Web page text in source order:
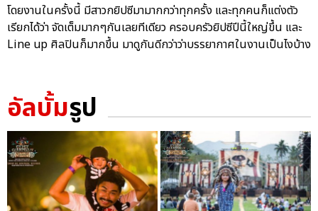
โดยงานในครั้งนี้ มีสาวกยิปซีมามากกว่าทุกครั้ง และทุกคนก็แต่งตัว
เรียกได้ว่า จัดเต็มมากๆกันเลยทีเดียว ครอบครัวยิปซีปีนี้ใหญ่ขึ้น และ
Line up ศิลปินก็มากขึ้น มาดูกันดีกว่าว่าบรรยากาศในงานเป็นไงบ้าง
อัลบั้มรูป